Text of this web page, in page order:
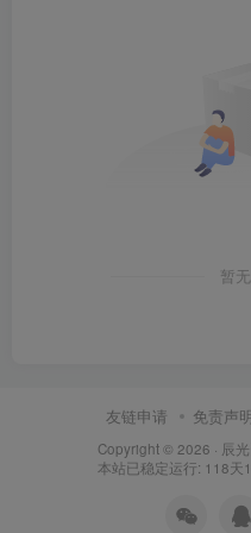
暂
友链申请 免责声
Copyright © 2026 · 辰
本站已稳定运行: 118天